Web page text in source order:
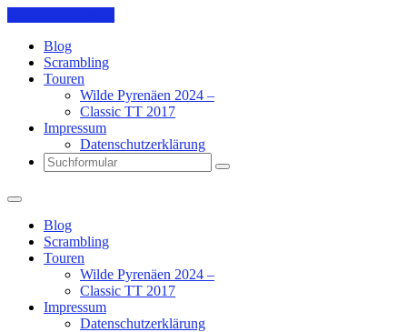
Blog
Scrambling
Touren
Wilde Pyrenäen 2024 –
Classic TT 2017
Impressum
Datenschutzerklärung
Search
Blog
Scrambling
Touren
Wilde Pyrenäen 2024 –
Classic TT 2017
Impressum
Datenschutzerklärung